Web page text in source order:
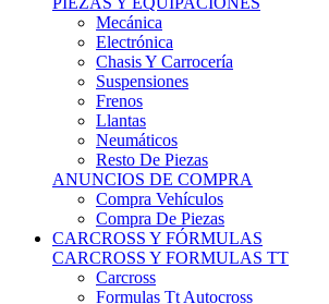
Mecánica
Electrónica
Chasis Y Carrocería
Suspensiones
Frenos
Llantas
Neumáticos
Resto De Piezas
ANUNCIOS DE COMPRA
Compra Vehículos
Compra De Piezas
CARCROSS Y FÓRMULAS
CARCROSS Y FORMULAS TT
Carcross
Formulas Tt Autocross